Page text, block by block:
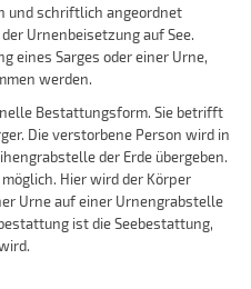
und schriftlich angeordnet
Urnenbeisetzung auf See.
eines Sarges oder einer Urne,
werden.
Bestattungsform. Sie betrifft
Die verstorbene Person wird in
der Erde übergeben.
Hier wird der Körper
Urne auf einer Urnengrabstelle
ist die Seebestattung,